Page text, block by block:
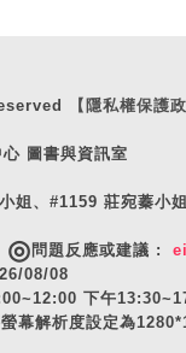
【隱私權保護政
圖書與資訊室
姐、#1159 莊宛蓁小
◎問題反應或建議 :
08/08
下午
幕解析度設定為